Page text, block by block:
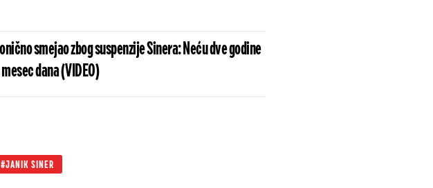
smejao zbog suspenzije Sinera: Neću dve godine
dana (VIDEO)
JANIK SINER